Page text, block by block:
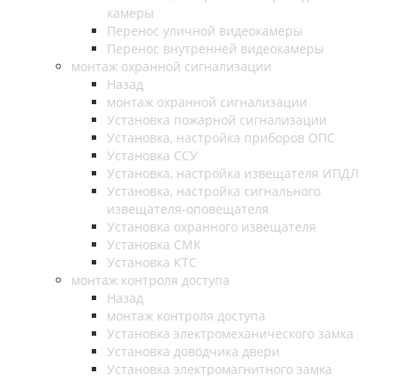
камеры
Перенос уличной видеокамеры
Перенос внутренней видеокамеры
монтаж охранной сигнализации
Назад
монтаж охранной сигнализации
Установка пожарной сигнализации
Установка, настройка приборов ОПС
Установка ССУ
Установка, настройка извещателя ИПДЛ
Установка, настройка сигнального
извещателя-оповещателя
Установка охранного извещателя
Установка СМК
Установка КТС
монтаж контроля доступа
Назад
монтаж контроля доступа
Установка электромеханического замка
Установка доводчика двери
Установка электромагнитного замка